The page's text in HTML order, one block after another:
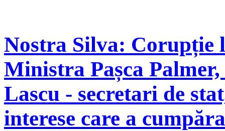
Nostra Silva:
Ministra Pașca
Lascu - secretari de
interese care a